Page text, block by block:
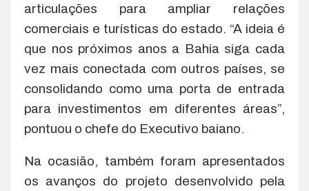
articulações para ampliar relações
comerciais e turísticas do estado. “A ideia é
que nos próximos anos a Bahia siga cada
vez mais conectada com outros países, se
consolidando como uma porta de entrada
para investimentos em diferentes áreas”,
pontuou o chefe do Executivo baiano.
Na ocasião, também foram apresentados
os avanços do projeto desenvolvido pela